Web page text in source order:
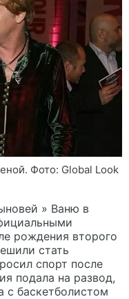
Фото: Global Look
» Ваню в
рождения второго
стать
спорт после
подала на развод,
с баскетболистом